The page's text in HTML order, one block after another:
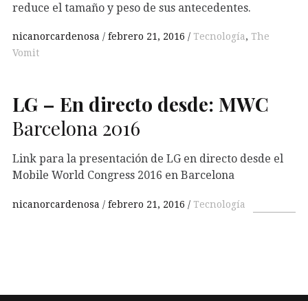
reduce el tamaño y peso de sus antecedentes.
nicanorcardenosa febrero 21, 2016 Tecnología, The
Vomit
LG – En directo desde: MWC
Barcelona 2016
Link para la presentación de LG en directo desde el
Mobile World Congress 2016 en Barcelona
nicanorcardenosa febrero 21, 2016 Tecnología